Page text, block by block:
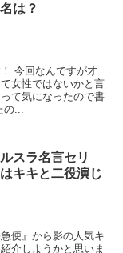
は？
今回なんですが才
女性ではないかと言
て気になったので書
...
スラ名言セリ
キキと二役演じ
便』から影の人気キ
介しようかと思いま